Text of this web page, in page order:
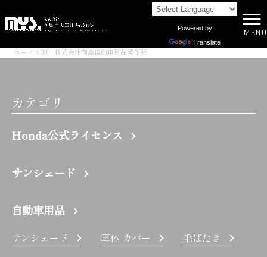
Powered by
Translate
MENU
ユーノス300 | 株式会社向島自動車用品製作所
カテゴリ
Honda公式ライセンス
サンシェード
自動車用品
サンシェード 車体 カバー
毛ばたき